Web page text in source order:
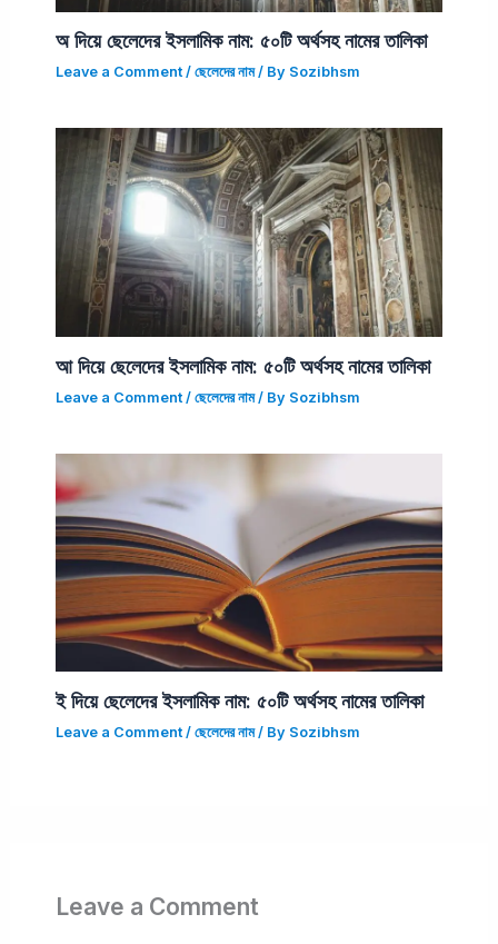
অ দিয়ে ছেলেদের ইসলামিক নাম: ৫০টি অর্থসহ নামের তালিকা
Leave a Comment / ছেলেদের নাম/ By Sozibhsm
আ দিয়ে ছেলেদের ইসলামিক নাম: ৫০টি অর্থসহ নামের তালিকা
Leave a Comment / ছেলেদের নাম/ By Sozibhsm
ই দিয়ে ছেলেদের ইসলামিক নাম: ৫০টি অর্থসহ নামের তালিকা
Leave a Comment / ছেলেদের নাম/ By Sozibhsm
Leave a Comment